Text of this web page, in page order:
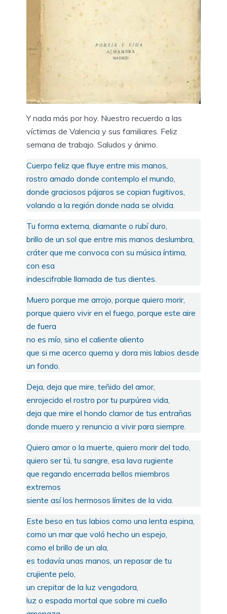
Y nada más por hoy. Nuestro recuerdo a las
víctimas de Valencia y sus familiares. Feliz
semana de trabajo. Saludos y ánimo.
Cuerpo feliz que fluye entre mis manos,
rostro amado donde contemplo el mundo,
donde graciosos pájaros se copian fugitivos,
volando a la región donde nada se olvida.
Tu forma externa, diamante o rubí duro,
brillo de un sol que entre mis manos deslumbra,
cráter que me convoca con su música íntima,
con esa
indescifrable llamada de tus dientes.
Muero porque me arrojo, porque quiero morir,
porque quiero vivir en el fuego, porque este aire
de fuera
no es mío, sino el caliente aliento
que si me acerco quema y dora mis labios desde
un fondo.
Deja, deja que mire, teñido del amor,
enrojecido el rostro por tu purpúrea vida,
deja que mire el hondo clamor de tus entrañas
donde muero y renuncio a vivir para siempre.
Quiero amor o la muerte, quiero morir del todo,
quiero ser tú, tu sangre, esa lava rugiente
que regando encerrada bellos miembros
extremos
siente así los hermosos límites de la vida.
Este beso en tus labios como una lenta espina,
como un mar que voló hecho un espejo,
como el brillo de un ala,
es todavía unas manos, un repasar de tu
crujiente pelo,
un crepitar de la luz vengadora,
luz o espada mortal que sobre mi cuello